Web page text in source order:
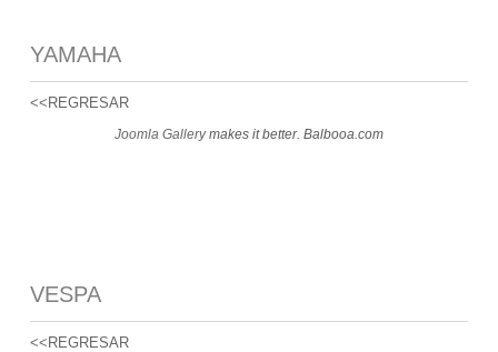
YAMAHA
<<REGRESAR
Joomla Gallerymakes it better. Balbooa.com
VESPA
<<REGRESAR